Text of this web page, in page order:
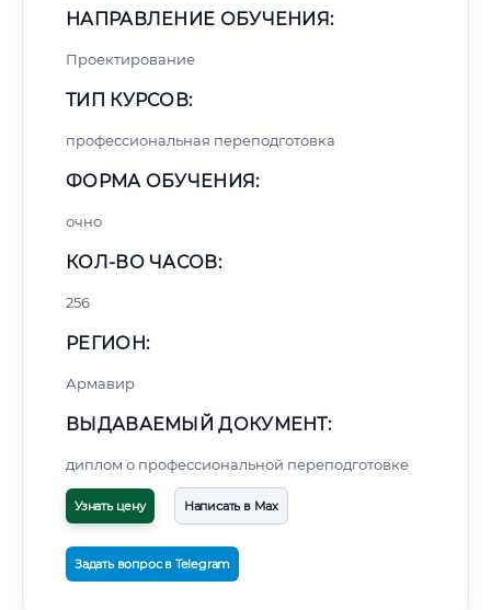
НАПРАВЛЕНИЕ ОБУЧЕНИЯ:
Проектирование
ТИП КУРСОВ:
профессиональная переподготовка
ФОРМА ОБУЧЕНИЯ:
очно
КОЛ-ВО ЧАСОВ:
256
РЕГИОН:
Армавир
ВЫДАВАЕМЫЙ ДОКУМЕНТ:
диплом о профессиональной переподготовке
Узнать цену Написать в Max
Задать вопрос в Telegram